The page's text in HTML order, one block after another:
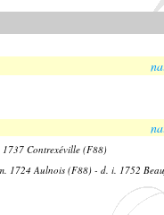
Contrexéville (F88)
1724 Aulnois (F88) - d. i. 1752